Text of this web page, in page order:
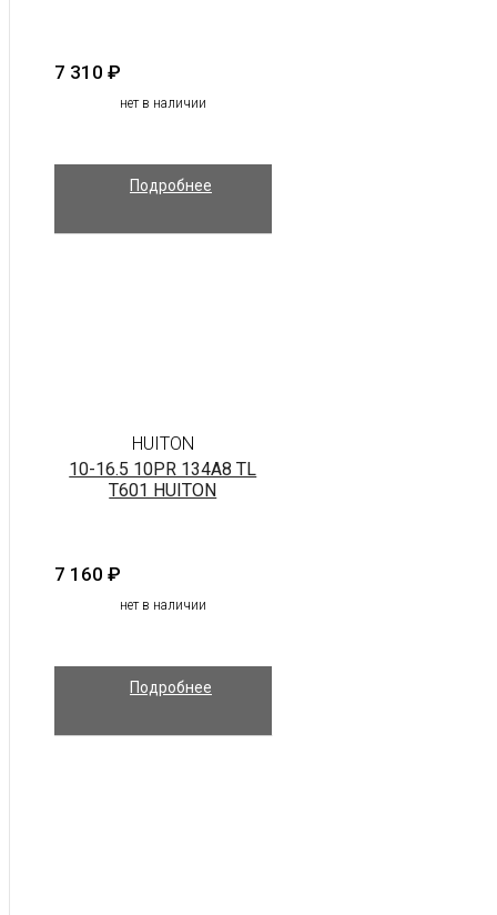
7 310 ₽
нет в наличии
Подробнее
HUITON
10-16.5 10PR 134A8 TL
T601 HUITON
7 160 ₽
нет в наличии
Подробнее